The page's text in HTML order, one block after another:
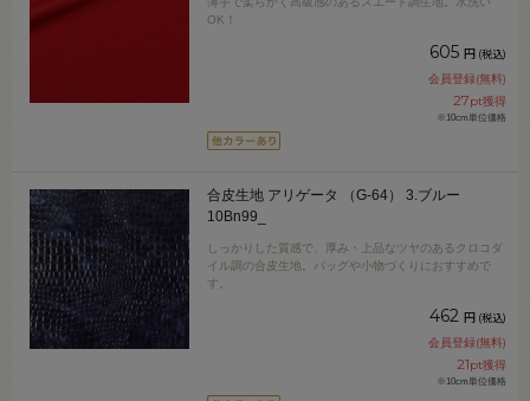
OK！
605 円 (税込)
会員登録(無料)
27pt獲得
※10cm単位価格
合皮生地 アリゲータ （G-64） 3.ブルー
10Bn99_
しっかりした質感で、厚み・上品なツヤのあるクロコダ
イル調の合皮生地。バッグや小物づくりにおすすめで
す。
462 円 (税込)
会員登録(無料)
21pt獲得
※10cm単位価格